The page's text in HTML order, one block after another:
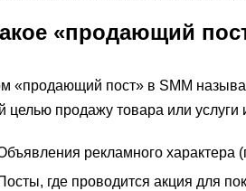
«продающий
«продающий пост» в SMM
целью продажу товара или
рекламного характера
где проводится акция для